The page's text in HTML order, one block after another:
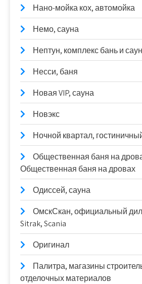
Нано-мойка кох, автомойка
Немо, сауна
Нептун, комплекс бань и саун
Несси, баня
Новая VIP, сауна
Новэкс
Ночной квартал,
Общественная баня на
Общественная баня на дровах
Одиссей, сауна
ОмскСкан, официальный
Sitrak, Scania
Оригинал
Палитра, магазины
отделочных материалов